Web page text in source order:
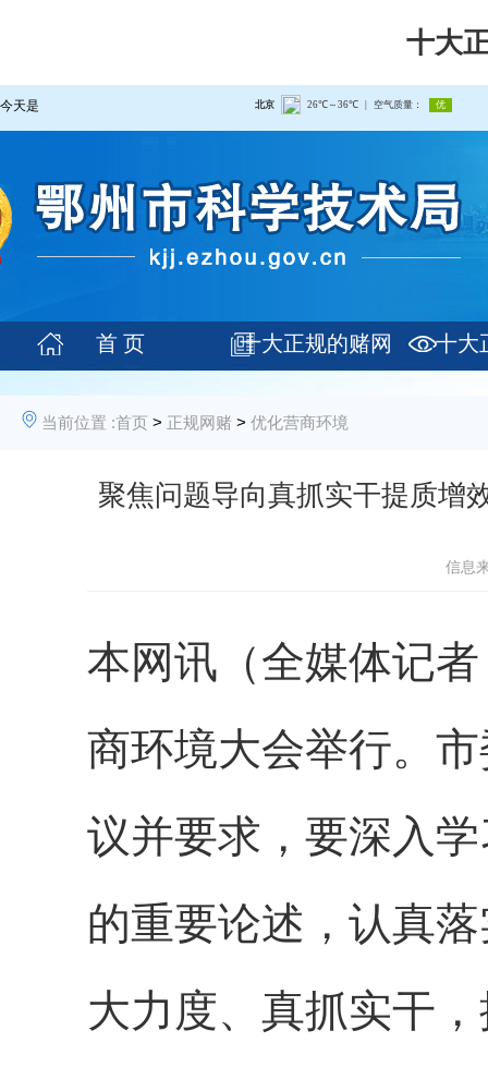
十大
今天是
首 页 十大正规的赌网 十大
当前位置 :首页 > 正规网赌 > 优化营商环境
聚焦问题导向真抓实干提质增
信息
本网讯（全媒体记
商环境大会举行。
议并要求，要深入
的重要论述，认真
大力度、真抓实干